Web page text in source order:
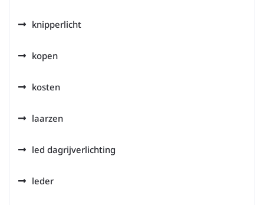
knipperlicht
kopen
kosten
laarzen
led dagrijverlichting
leder